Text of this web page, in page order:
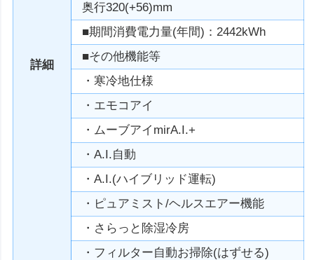
詳細
奥行320(+56)mm
■期間消費電力量(年間)：2442kWh
■その他機能等
・寒冷地仕様
・エモコアイ
・ムーブアイmirA.I.+
・A.I.自動
・A.I.(ハイブリッド運転)
・ピュアミスト/ヘルスエアー機能
・さらっと除湿冷房
・フィルター自動お掃除(はずせる)